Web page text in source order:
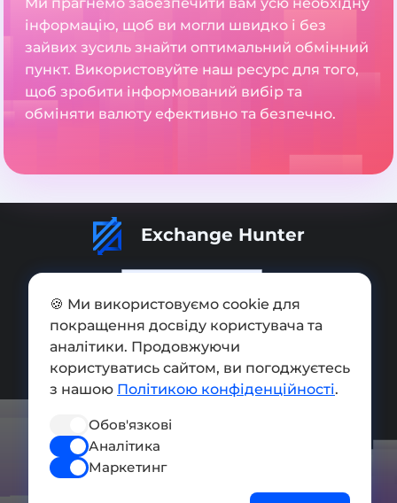
Ми прагнемо забезпечити вам усю необхідну
інформацію, щоб ви могли швидко і без
зайвих зусиль знайти оптимальний обмінний
пункт. Використовуйте наш ресурс для того,
щоб зробити інформований вибір та
обміняти валюту ефективно та безпечно.
Exchange Hunter
Додати обмінник
Мапа сайту
Press kit
Умови використання
Політика конфіденційності
🍪 Ми використовуємо cookie для
покращення досвіду користувача та
аналітики. Продовжуючи
користуватись сайтом, ви погоджуєтесь
з нашою Політикою конфіденційності.
Обов'язкові
Аналітика
Маркетинг